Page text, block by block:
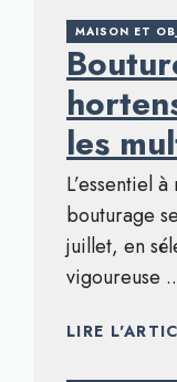
MAISON ET
les
L’essentiel
bouturage
juillet, en
vigoureuse
LIRE